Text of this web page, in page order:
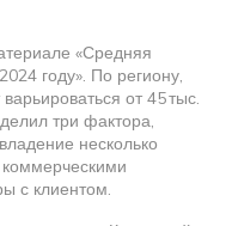
«Средняя
году». По региону,
от 45 тыс.
три фактора,
несколько
с клиентом.